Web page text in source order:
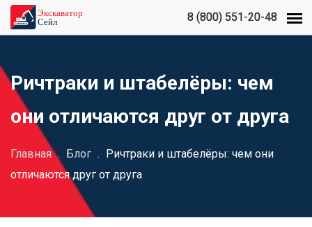
8 (800) 551-20-48
8 (800) 551-20-48
Ричтраки и штабелёры: чем
они отличаются друг от друга
Главная . Блог . Ричтраки и штабелёры: чем они
отличаются друг от друга